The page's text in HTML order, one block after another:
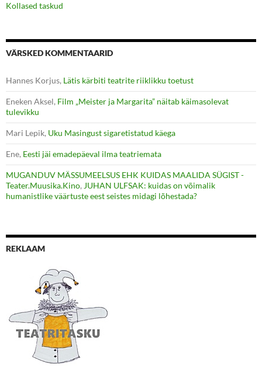
Kollased taskud
VÄRSKED KOMMENTAARID
Hannes Korjus, Lätis kärbiti teatrite riiklikku toetust
Eneken Aksel, Film „Meister ja Margarita” näitab käimasolevat
tulevikku
Mari Lepik, Uku Masingust sigaretistatud käega
Ene, Eesti jäi emadepäeval ilma teatriemata
MUGANDUV MÄSSUMEELSUS EHK KUIDAS MAALIDA SÜGIST -
Teater.Muusika.Kino, JUHAN ULFSAK: kuidas on võimalik
humanistlike väärtuste eest seistes midagi lõhestada?
REKLAAM